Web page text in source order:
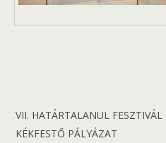
VII. HATÁRTALANUL
KÉKFESTŐ PÁLYÁZAT